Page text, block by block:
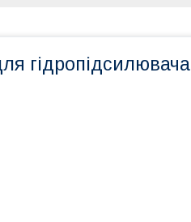
гідропідсилювача